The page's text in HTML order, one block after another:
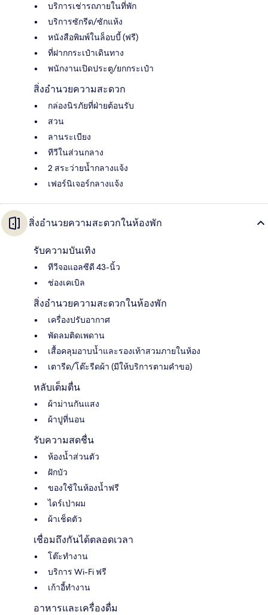
บริการเช่ารถภายในที่พัก
บริการซักรีด/ซักแห้ง
หนังสือพิมพ์ในล็อบบี้ (ฟรี)
ที่ฝากกระเป๋าเดินทาง
พนักงานเปิดประตู/ยกกระเป๋า
สิ่งอำนวยความสะดวก
กล่องนิรภัยที่ฝ่ายต้อนรับ
สวน
ลานระเบียง
ทีวีในส่วนกลาง
2 สระว่ายน้ำกลางแจ้ง
เฟอร์นิเจอร์กลางแจ้ง
สิ่งอำนวยความสะดวกในห้องพัก
รับความบันเทิง
ทีวีจอแอลซีดี 43-นิ้ว
ช่องเคเบิล
สิ่งอำนวยความสะดวกในห้องพัก
เครื่องปรับอากาศ
พัดลมติดเพดาน
เสื้อคลุมอาบน้ำและรองเท้าสวมภายในห้อง
เตารีด/โต๊ะรีดผ้า (มีให้บริการตามคำขอ)
หลับเต็มตื่น
ผ้าม่านกันแสง
ผ้าปูที่นอน
รับความสดชื่น
ห้องน้ำส่วนตัว
ฝักบัว
ของใช้ในห้องน้ำฟรี
ไดร์เป่าผม
ผ้าเช็ดตัว
เชื่อมถึงกันได้ตลอดเวลา
โต๊ะทำงาน
บริการ Wi-Fi ฟรี
เก้าอี้ทำงาน
อาหารและเครื่องดื่ม